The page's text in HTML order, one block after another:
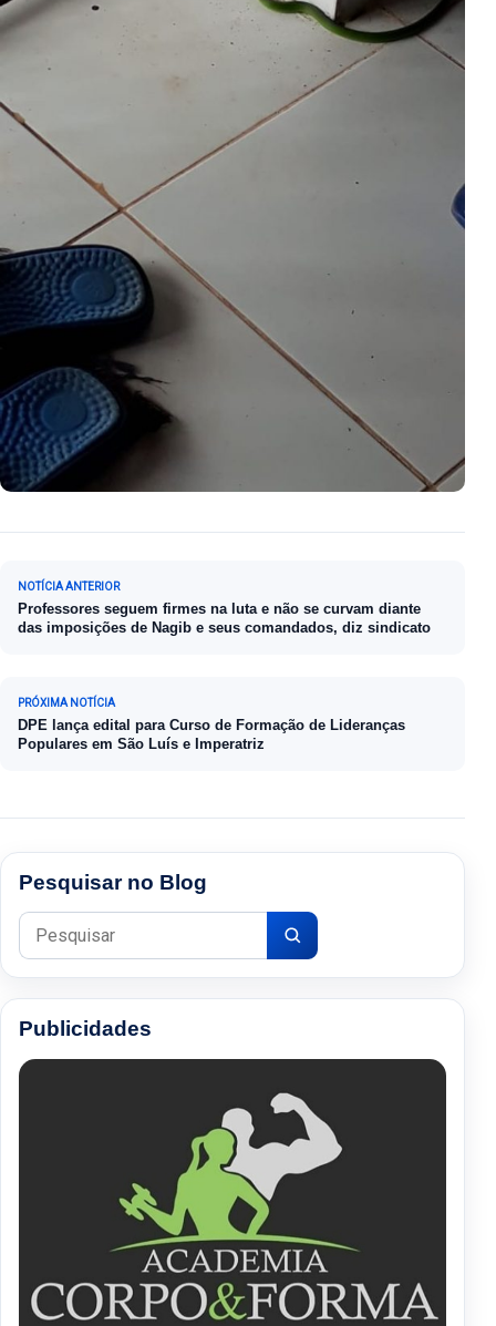
Navegação de Post
NOTÍCIA ANTERIOR
Professores seguem firmes na luta e não se curvam diante
das imposições de Nagib e seus comandados, diz sindicato
PRÓXIMA NOTÍCIA
DPE lança edital para Curso de Formação de Lideranças
Populares em São Luís e Imperatriz
Pesquisar no Blog
Pesquisar por:
Publicidades